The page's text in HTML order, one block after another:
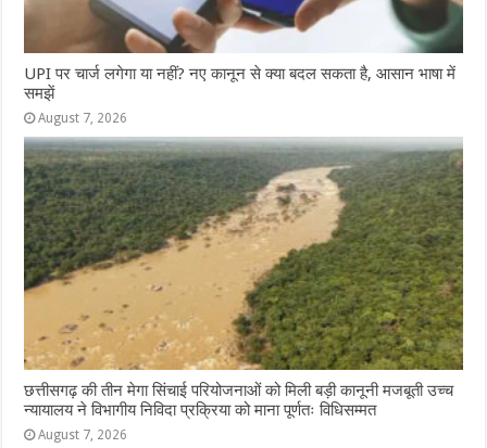
UPI पर चार्ज लगेगा या नहीं? नए कानून से क्या बदल सकता है, आसान भाषा में
समझें
August 7, 2026
छत्तीसगढ़ की तीन मेगा सिंचाई परियोजनाओं को मिली बड़ी कानूनी मजबूती उच्च
न्यायालय ने विभागीय निविदा प्रक्रिया को माना पूर्णतः विधिसम्मत
August 7, 2026